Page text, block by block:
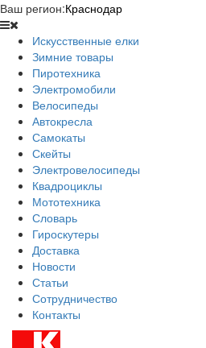
Ваш регион:Краснодар
Искусственные елки
Зимние товары
Пиротехника
Электромобили
Велосипеды
Автокресла
Самокаты
Скейты
Электровелосипеды
Квадроциклы
Мототехника
Словарь
Гироскутеры
Доставка
Новости
Статьи
Сотрудничество
Контакты